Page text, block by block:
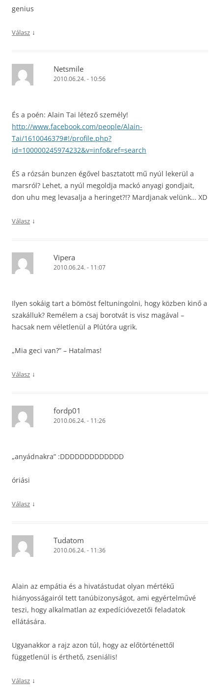
genius
Válasz ↓
Netsmile
2010.06.24. - 10:56
És a poén: Alain Tai létező személy!
http://www.facebook.com/people/Alain-
Tai/1610046379#!/profile.php?
id=100000245974232&v=info&ref=search
ÉS a rózsán bunzen égővel basztatott mű nyúl lekerül a
marsról? Lehet, a nyúl megoldja mackó anyagi gondjait,
don uhu meg levasalja a heringet?!? Mardjanak velünk… XD
Válasz ↓
Vipera
2010.06.24. - 11:07
Ilyen sokáig tart a bömöst feltuningolni, hogy közben kinő a
szakálluk? Remélem a csaj borotvát is visz magával –
hacsak nem véletlenül a Plútóra ugrik.
„Mia geci van?” – Hatalmas!
Válasz ↓
fordp01
2010.06.24. - 11:26
„anyádnakra” :DDDDDDDDDDDDD
óriási
Válasz ↓
Tudatom
2010.06.24. - 11:36
Alain az empátia és a hivatástudat olyan mértékű
hiányosságairól tett tanúbizonyságot, ami egyértelművé
teszi, hogy alkalmatlan az expedícióvezetői feladatok
ellátására.
Ugyanakkor a rajz azon túl, hogy az előtörténettől
függetlenül is érthető, zseniális!
Válasz ↓